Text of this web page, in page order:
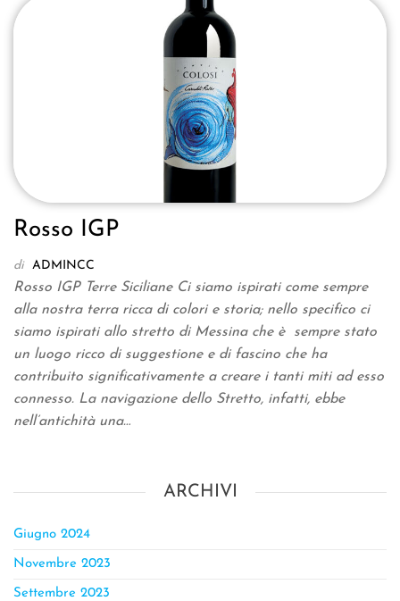
Rosso IGP
di ADMINCC
Rosso IGP Terre Siciliane Ci siamo ispirati come sempre
alla nostra terra ricca di colori e storia; nello specifico ci
siamo ispirati allo stretto di Messina che è sempre stato
un luogo ricco di suggestione e di fascino che ha
contribuito significativamente a creare i tanti miti ad esso
connesso. La navigazione dello Stretto, infatti, ebbe
nell’antichità una…
ARCHIVI
Giugno 2024
Novembre 2023
Settembre 2023